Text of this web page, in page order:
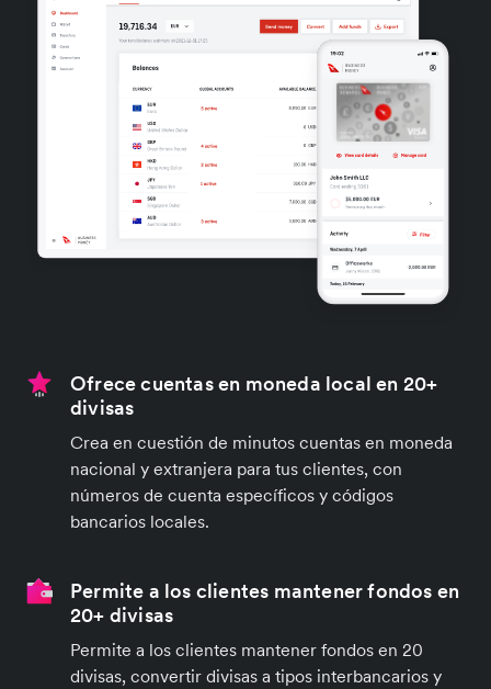
Ofrece cuentas en moneda local en 20+
divisas
Crea en cuestión de minutos cuentas en moneda
nacional y extranjera para tus clientes, con
números de cuenta específicos y códigos
bancarios locales.
Permite a los clientes mantener fondos en
20+ divisas
Permite a los clientes mantener fondos en 20
divisas, convertir divisas a tipos interbancarios y